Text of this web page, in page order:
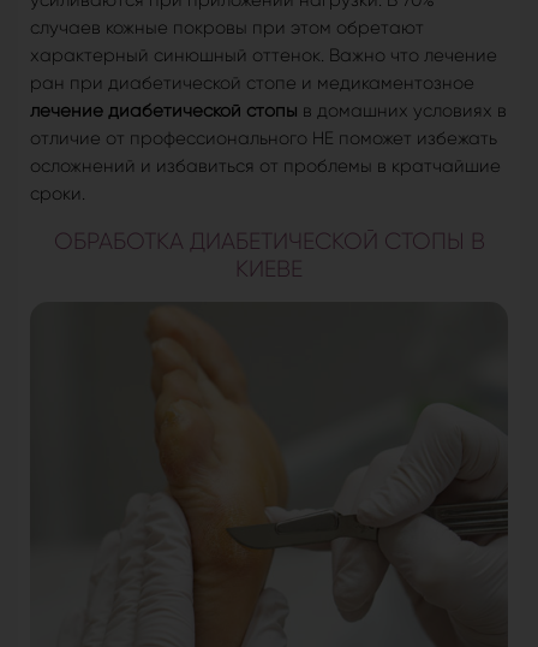
случаев кожные покровы при этом обретают
характерный синюшный оттенок. Важно что лечение
ран при диабетической стопе и медикаментозное
лечение диабетической стопы в домашних условиях в
отличие от профессионального НЕ поможет избежать
осложнений и избавиться от проблемы в кратчайшие
сроки.
ОБРАБОТКА ДИАБЕТИЧЕСКОЙ СТОПЫ В
КИЕВЕ